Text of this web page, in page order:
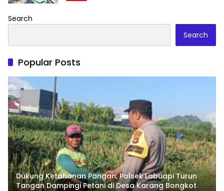
Search
Search
Popular Posts
Dukung Ketahanan Pangan, Polsek Labuapi Turun
Tangan Dampingi Petani di Desa Karang Bongkot